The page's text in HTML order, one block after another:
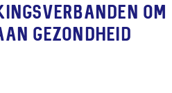
om
gezondheid